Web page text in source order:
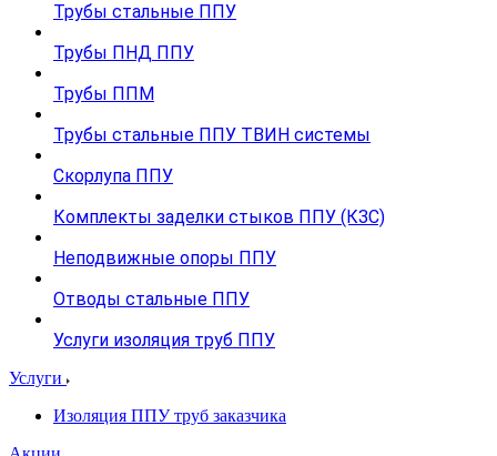
Трубы стальные ППУ
Трубы ПНД ППУ
Трубы ППМ
Трубы стальные ППУ ТВИН системы
Скорлупа ППУ
Комплекты заделки стыков ППУ (КЗС)
Неподвижные опоры ППУ
Отводы стальные ППУ
Услуги изоляция труб ППУ
Услуги
Изоляция ППУ труб заказчика